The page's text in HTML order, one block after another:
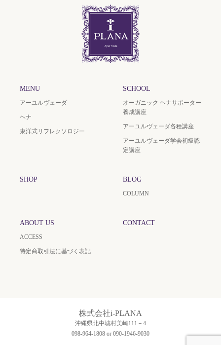
MENU
アーユルヴェーダ
ヘナ
東洋式リフレクソロジー
SCHOOL
オーガニック ヘナサポーター
養成講座
アーユルヴェーダ各種講座
アーユルヴェーダ学会初級認
定講座
SHOP BLOG
COLUMN
ABOUT US
ACCESS
特定商取引法に基づく表記
CONTACT
株式会社i-PLANA
沖縄県北中城村美崎111－4
098-964-1808 or 090-1946-9030